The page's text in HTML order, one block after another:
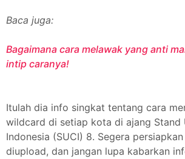
Baca juga:
Bagaimana cara melawak yang anti
intip caranya!
Itulah dia info singkat tentang cara
wildcard di setiap kota di ajang Stand
Indonesia (SUCI) 8. Segera
diupload, dan jangan lupa kabarkan